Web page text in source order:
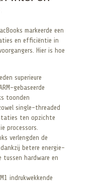
markeerde een
en efficiëntie in
Hier is hoe
superieure
gebaseerde
toonden
single-threaded
ten opzichte
processors.
verlengden de
betere energie-
hardware en
indrukwekkende